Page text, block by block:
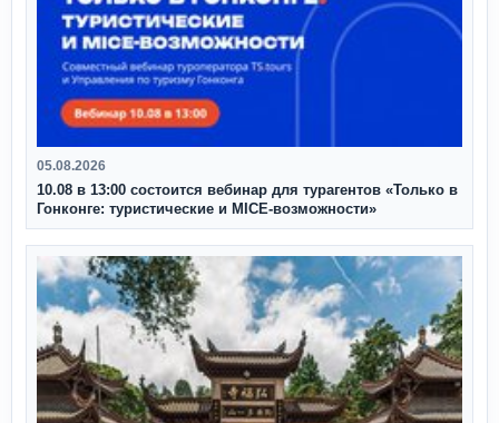
05.08.2026
10.08 в 13:00 состоится вебинар для турагентов «Только в
Гонконге: туристические и MICE-возможности»